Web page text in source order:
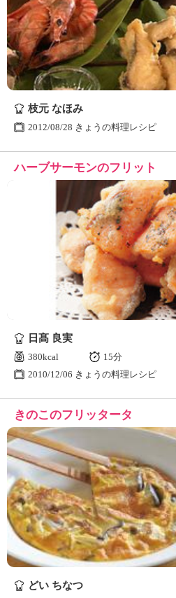
枝元 なほみ
2012/08/28 きょうの料理レシピ
ハーブサーモンのフリット
日髙 良実
380kcal
15分
2010/12/06 きょうの料理レシピ
きのこのフリッタータ
どい ちなつ